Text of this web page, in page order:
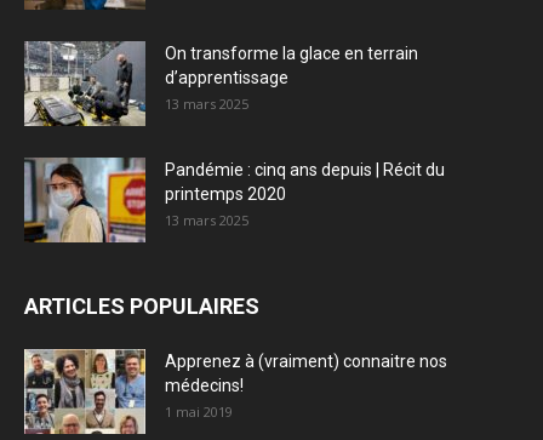
On transforme la glace en terrain
d’apprentissage
13 mars 2025
Pandémie : cinq ans depuis | Récit du
printemps 2020
13 mars 2025
ARTICLES POPULAIRES
Apprenez à (vraiment) connaitre nos
médecins!
1 mai 2019